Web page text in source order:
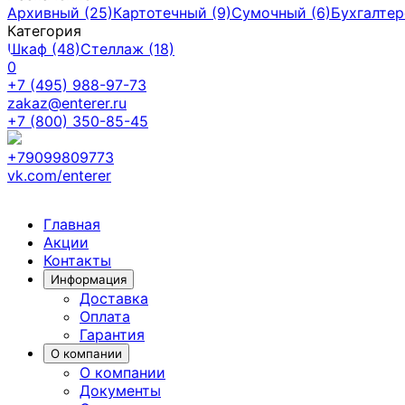
Архивный (25)Картотечный (9)Сумочный (6)
Категория
Шкаф (48)Стеллаж (18)
0
+7 (495) 988-97-73
zakaz@enterer.ru
+7 (800) 350-85-45
+79099809773
vk.com/enterer
Главная
Акции
Контакты
Информация
Доставка
Оплата
Гарантия
О компании
О компании
Документы